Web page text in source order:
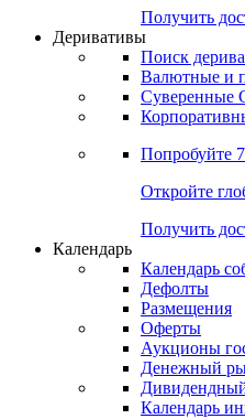
Получить
Деривативы
Поиск
Валютные и
Суверенные
Попробуйте
Откройте
Получить
Календарь
Календарь
Дефолты
Размещения
Оферты
Аукционы
Денежный
Календарь